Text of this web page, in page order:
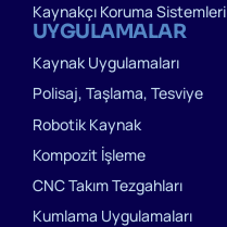
Kaynakçı Koruma Sistemleri
UYGULAMALAR
Kaynak Uygulamaları
Polisaj, Taşlama, Tesviye
Robotik Kaynak
Kompozit İşleme
CNC Takım Tezgahları
Kumlama Uygulamaları